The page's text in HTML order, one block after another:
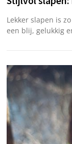
Lekker slapen is
een blij, gelukkig